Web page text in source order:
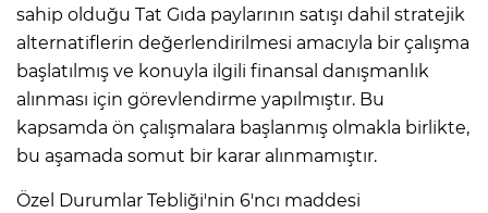
sahip olduğu Tat Gıda paylarının satışı dahil stratejik
alternatiflerin değerlendirilmesi amacıyla bir çalışma
başlatılmış ve konuyla ilgili finansal danışmanlık
alınması için görevlendirme yapılmıştır. Bu
kapsamda ön çalışmalara başlanmış olmakla birlikte,
bu aşamada somut bir karar alınmamıştır.
Özel Durumlar Tebliği'nin 6'ncı maddesi